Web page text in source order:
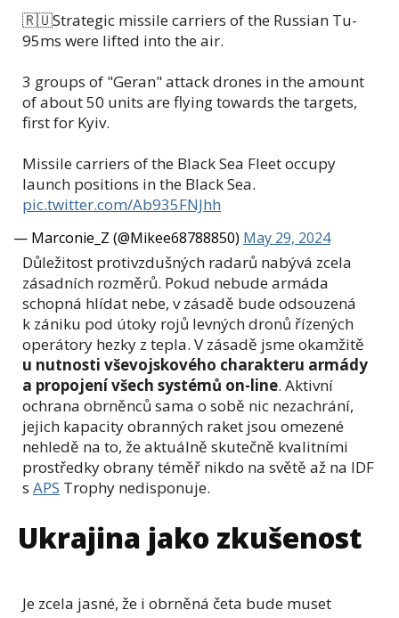
🇷🇺Strategic missile carriers of the Russian Tu-
95ms were lifted into the air.
3 groups of "Geran" attack drones in the amount
of about 50 units are flying towards the targets,
first for Kyiv.
Missile carriers of the Black Sea Fleet occupy
launch positions in the Black Sea.
pic.twitter.com/Ab935FNJhh
— Marconie_Z (@Mikee68788850) May 29, 2024
Důležitost protivzdušných radarů nabývá zcela
zásadních rozměrů. Pokud nebude armáda
schopná hlídat nebe, v zásadě bude odsouzená
k zániku pod útoky rojů levných dronů řízených
operátory hezky z tepla. V zásadě jsme okamžitě
u nutnosti vševojskového charakteru armády
a propojení všech systémů on-line. Aktivní
ochrana obrněnců sama o sobě nic nezachrání,
jejich kapacity obranných raket jsou omezené
nehledě na to, že aktuálně skutečně kvalitními
prostředky obrany téměř nikdo na světě až na IDF
s APS Trophy nedisponuje.
Ukrajina jako zkušenost
Je zcela jasné, že i obrněná četa bude muset